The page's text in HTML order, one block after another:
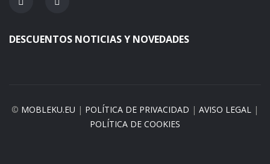
DESCUENTOS NOTICIAS Y NOVEDADES
© MOBLEKU.EU | POLÍTICA DE PRIVACIDAD | AVISO LEGAL |
POLÍTICA DE COOKIES